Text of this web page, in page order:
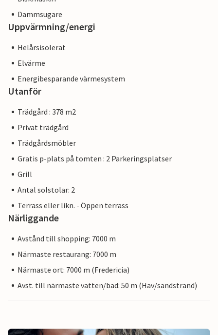
Dammsugare
Uppvärmning/energi
Helårsisolerat
Elvärme
Energibesparande värmesystem
Utanför
Trädgård : 378 m2
Privat trädgård
Trädgårdsmöbler
Gratis p-plats på tomten : 2 Parkeringsplatser
Grill
Antal solstolar: 2
Terrass eller likn. - Öppen terrass
Närliggande
Avstånd till shopping: 7000 m
Närmaste restaurang: 7000 m
Närmaste ort: 7000 m (Fredericia)
Avst. till närmaste vatten/bad: 50 m (Hav/sandstrand)